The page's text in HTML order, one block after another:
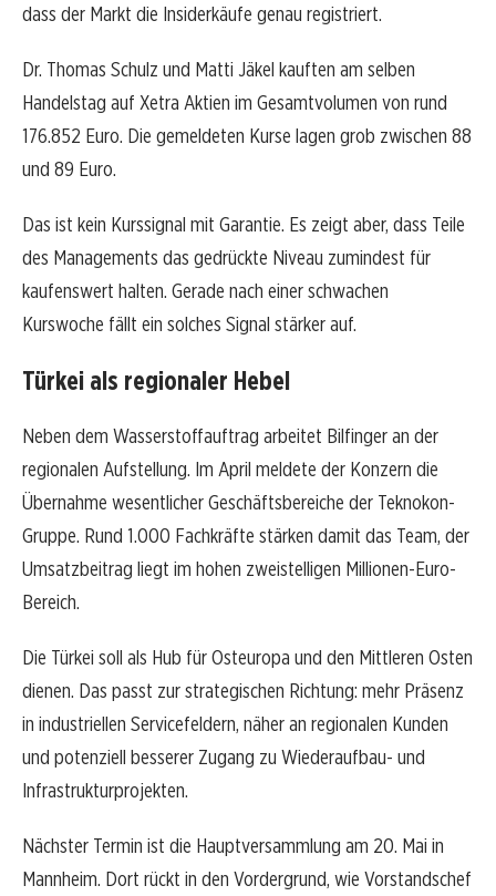
dass der Markt die Insiderkäufe genau registriert.
Dr. Thomas Schulz und Matti Jäkel kauften am selben
Handelstag auf Xetra Aktien im Gesamtvolumen von rund
176.852 Euro. Die gemeldeten Kurse lagen grob zwischen 88
und 89 Euro.
Das ist kein Kurssignal mit Garantie. Es zeigt aber, dass Teile
des Managements das gedrückte Niveau zumindest für
kaufenswert halten. Gerade nach einer schwachen
Kurswoche fällt ein solches Signal stärker auf.
Türkei als regionaler Hebel
Neben dem Wasserstoffauftrag arbeitet Bilfinger an der
regionalen Aufstellung. Im April meldete der Konzern die
Übernahme wesentlicher Geschäftsbereiche der Teknokon-
Gruppe. Rund 1.000 Fachkräfte stärken damit das Team, der
Umsatzbeitrag liegt im hohen zweistelligen Millionen-Euro-
Bereich.
Die Türkei soll als Hub für Osteuropa und den Mittleren Osten
dienen. Das passt zur strategischen Richtung: mehr Präsenz
in industriellen Servicefeldern, näher an regionalen Kunden
und potenziell besserer Zugang zu Wiederaufbau- und
Infrastrukturprojekten.
Nächster Termin ist die Hauptversammlung am 20. Mai in
Mannheim. Dort rückt in den Vordergrund, wie Vorstandschef